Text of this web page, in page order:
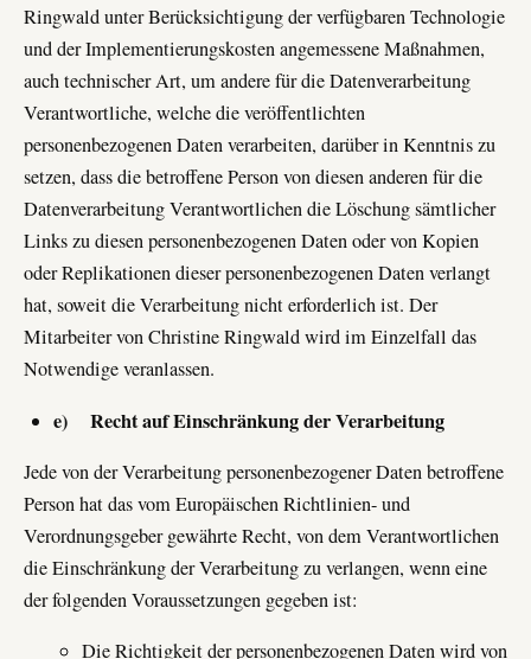
Ringwald unter Berücksichtigung der verfügbaren Technologie
und der Implementierungskosten angemessene Maßnahmen,
auch technischer Art, um andere für die Datenverarbeitung
Verantwortliche, welche die veröffentlichten
personenbezogenen Daten verarbeiten, darüber in Kenntnis zu
setzen, dass die betroffene Person von diesen anderen für die
Datenverarbeitung Verantwortlichen die Löschung sämtlicher
Links zu diesen personenbezogenen Daten oder von Kopien
oder Replikationen dieser personenbezogenen Daten verlangt
hat, soweit die Verarbeitung nicht erforderlich ist. Der
Mitarbeiter von Christine Ringwald wird im Einzelfall das
Notwendige veranlassen.
e) Recht auf Einschränkung der Verarbeitung
Jede von der Verarbeitung personenbezogener Daten betroffene
Person hat das vom Europäischen Richtlinien- und
Verordnungsgeber gewährte Recht, von dem Verantwortlichen
die Einschränkung der Verarbeitung zu verlangen, wenn eine
der folgenden Voraussetzungen gegeben ist:
Die Richtigkeit der personenbezogenen Daten wird von